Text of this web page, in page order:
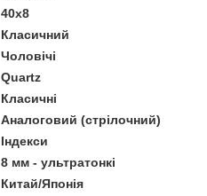
40х8
Класичний
Чоловічі
Quartz
Класичні
Аналоговий (стрілочний)
Індекси
8 мм - ультратонкі
Китай/Японія